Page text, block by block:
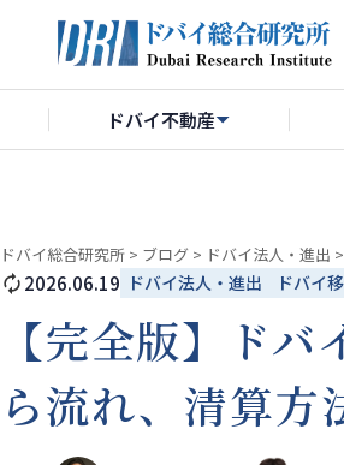
ドバイ不動産
ドバイ総合研究所 > ブログ > ドバイ法人・進出 >
2026.06.19 ドバイ法人・進出 ドバイ
【完全版】ド
ら流れ、清算方